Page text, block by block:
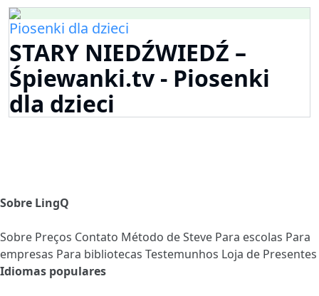
Piosenki dla dzieci
STARY NIEDŹWIEDŹ –
Śpiewanki.tv - Piosenki
dla dzieci
Sobre LingQ
Sobre Preços Contato Método de Steve Para escolas Para
empresas Para bibliotecas Testemunhos Loja de Presentes
Idiomas populares